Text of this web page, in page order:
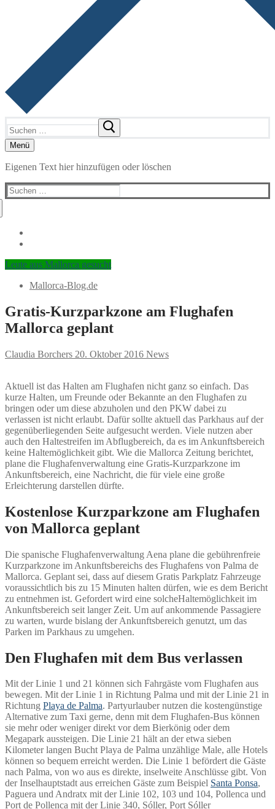
nach:
Menü
Eigenen Text hier hinzufügen oder löschen
Suchen
nach:
Leute aus Mallorca gesucht
Mallorca-Blog.de
Gratis-Kurzparkzone am Flughafen
Mallorca geplant
Claudia Borchers 20. Oktober 2016 News
Aktuell ist das Halten am Flughafen nicht ganz so einfach. Das
kurze Halten, um Freunde oder Bekannte an den Flughafen zu
bringen oder um diese abzuholen und den PKW dabei zu
verlassen ist nicht erlaubt. Dafür sollte aktuell das Parkhaus auf der
gegenüberliegenden Seite aufgesucht werden. Viele nutzen aber
auch den Haltestreifen im Abflugbereich, da es im Ankunftsbereich
keine Haltemöglichkeit gibt. Wie die Mallorca Zeitung berichtet,
plane die Flughafenverwaltung eine Gratis-Kurzparkzone im
Ankunftsbereich, eine Nachricht, die für viele eine große
Erleichterung darstellen dürfte.
Kostenlose Kurzparkzone am Flughafen
von Mallorca geplant
Die spanische Flughafenverwaltung Aena plane die gebührenfreie
Kurzparkzone im Ankunftsbereichs des Flughafens von Palma de
Mallorca. Geplant sei, dass auf diesem Gratis Parkplatz Fahrzeuge
voraussichtlich bis zu 15 Minuten halten dürfen, wie es dem Bericht
zu entnehmen ist. Gefordert wird eine solcheHaltemöglichkeit im
Ankunftsbereich seit langer Zeit. Um auf ankommende Passagiere
zu warten, wurde bislang der Ankunftsbereich genutzt, um das
Parken im Parkhaus zu umgehen.
Den Flughafen mit dem Bus verlassen
Mit der Linie 1 und 21 können sich Fahrgäste vom Flughafen aus
bewegen. Mit der Linie 1 in Richtung Palma und mit der Linie 21 in
Richtung Playa de Palma. Partyurlauber nutzen die kostengünstige
Alternative zum Taxi gerne, denn mit dem Flughafen-Bus können
sie mehr oder weniger direkt vor dem Bierkönig oder dem
Megapark aussteigen. Die Linie 21 hält an der etwa sieben
Kilometer langen Bucht Playa de Palma unzählige Male, alle Hotels
können so bequem erreicht werden. Die Linie 1 befördert die Gäste
nach Palma, von wo aus es direkte, inselweite Anschlüsse gibt. Von
der Inselhauptstadt aus erreichen Gäste zum Beispiel Santa Ponsa,
Paguera und Andratx mit der Linie 102, 103 und 104, Pollenca und
Port de Pollenca mit der Linie 340, Sóller, Port Sóller